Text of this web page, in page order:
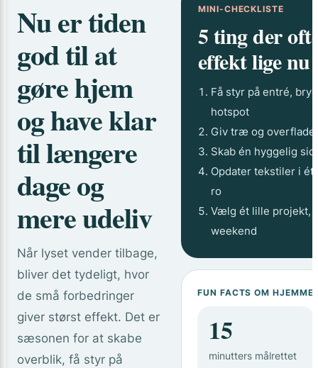
Nu er tiden
god til at
gøre hjem
og have klar
til længere
dage og
mere udeliv
Når lyset vender tilbage,
bliver det tydeligt, hvor
de små forbedringer
giver størst effekt. Det er
sæsonen for at skabe
overblik, få styr på
MINI-CHECKLISTE
5 ting der
effekt lige nu
Få styr på entré,
hotspot
Giv træ og
Skab én hyggelig
Opdater tekstiler i ét
ro
Vælg ét lille projekt,
weekend
FUN FACTS OM
15
minutters målrettet